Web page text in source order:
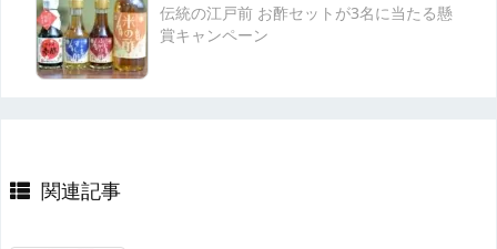
伝統の江戸前 お酢セットが3名に当たる懸
賞キャンペーン
関連記事